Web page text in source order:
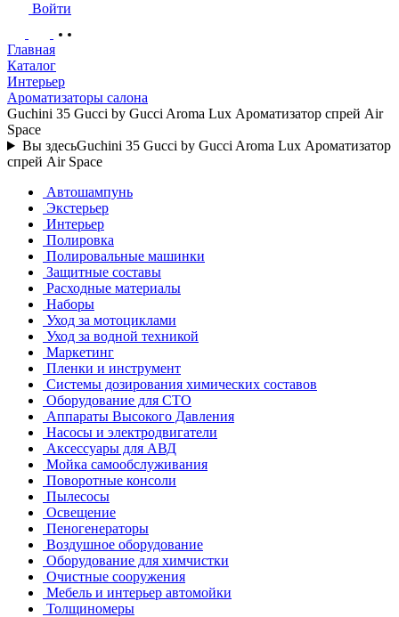
Войти
Главная
Каталог
Интерьер
Ароматизаторы салона
Guchini 35 Gucci by Gucci Aroma Lux Ароматизатор спрей Air
Space
Вы здесьGuchini 35 Gucci by Gucci Aroma Lux Ароматизатор
спрей Air Space
Автошампунь
Экстерьер
Интерьер
Полировка
Полировальные машинки
Защитные составы
Расходные материалы
Наборы
Уход за мотоциклами
Уход за водной техникой
Маркетинг
Пленки и инструмент
Системы дозирования химических составов
Оборудование для СТО
Аппараты Высокого Давления
Насосы и электродвигатели
Аксессуары для АВД
Мойка самообслуживания
Поворотные консоли
Пылесосы
Освещение
Пеногенераторы
Воздушное оборудование
Оборудование для химчистки
Очистные сооружения
Мебель и интерьер автомойки
Толщиномеры